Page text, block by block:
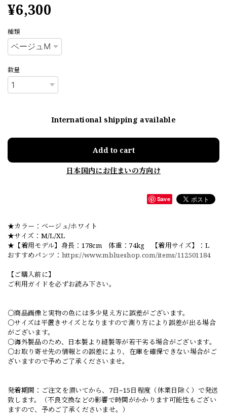
¥6,300
種類
数量
International shipping available
Add to cart
日本国内にお住まいの方向け
Save
★カラー：ベージュ/ホワイト
★サイズ：M/L/XL
★【着用モデル】身長：178cm 体重：74kg 【着用サイズ】：L
おすすめパンツ： https://www.mblueshop.com/items/112501184
【ご購入前に】
ご利用ガイドを必ずお読み下さい。
○商品画像と実物の色には多少見え方に誤差がございます。
○サイズは平置きサイズとなりますので測り方により誤差が出る場合
がございます。
○海外製品のため、日本製より縫製等が若干劣る場合がございます。
○お取り寄せ先の情報との誤差により、在庫を確保できない場合がご
ざいますので予めご了承くださいませ。
発着期間：ご注文を頂いてから、7日~15日程度（休業日除く）で発送
致します。（不良交換などの影響で時間がかかります可能性もござい
ますので、予めご了承くださいませ。）